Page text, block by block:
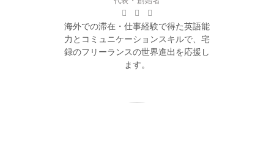
海外での滞在・仕事経験で得た英語能
力とコミュニケーションスキルで、宅
録のフリーランスの世界進出を応援し
ます。